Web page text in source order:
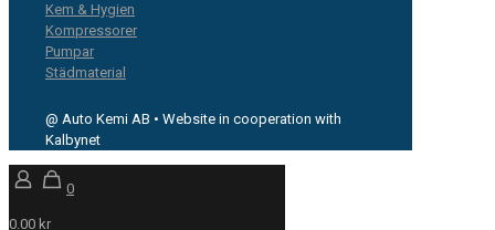
Kem & Hygien
Kompressorer
Pumpar
Städmaterial
@ Auto Kemi AB • Website in cooperation with
Kalbynet
0
0.00 kr